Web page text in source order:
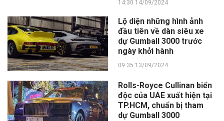
14:30 14/09/2024
Lộ diện những hình ảnh
đầu tiên về dàn siêu xe
dự Gumball 3000 trước
ngày khởi hành
09:35 13/09/2024
Rolls-Royce Cullinan biển
độc của UAE xuất hiện tại
TP.HCM, chuẩn bị tham
dự Gumball 3000